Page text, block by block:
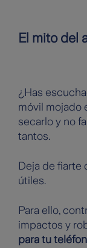
El mito del
¿Has
móvil mojado
secarlo y no
tantos.
Deja de fiarte
útiles.
Para ello,
impactos y
para tu